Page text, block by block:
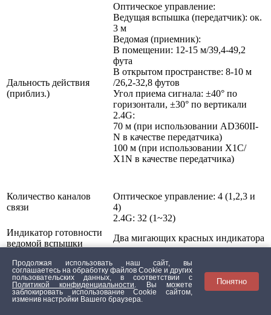
Дальность действия
(приблиз.)
Оптическое управление:
Ведущая вспышка (передатчик): ок.
3 м
Ведомая (приемник):
В помещении: 12-15 м/39,4-49,2
фута
В открытом пространстве: 8-10 м
/26,2-32,8 футов
Угол приема сигнала: ±40° по
горизонтали, ±30° по вертикали
2.4G:
70 м (при использовании AD360II-
N в качестве передатчика)
100 м (при использовании X1C/
X1N в качестве передатчика)
Количество каналов
связи
Оптическое управление: 4 (1,2,3 и
4)
2.4G: 32 (1~32)
Индикатор готовности
ведомой вспышки
Два мигающих красных индикатора
моделирующего света
предпросмотра глубины фона
Источник питания
Литиевый аккумулятор Godox
PB960
Количество импульсов
Продолжая использовать наш сайт, вы
соглашаетесь на обработку файлов Сookie и других
пользовательских данных, в соответствии с
Политикой конфиденциальности
. Вы можете
заблокировать использование Cookie сайтом,
изменив настройки Вашего браузера.
Понятно